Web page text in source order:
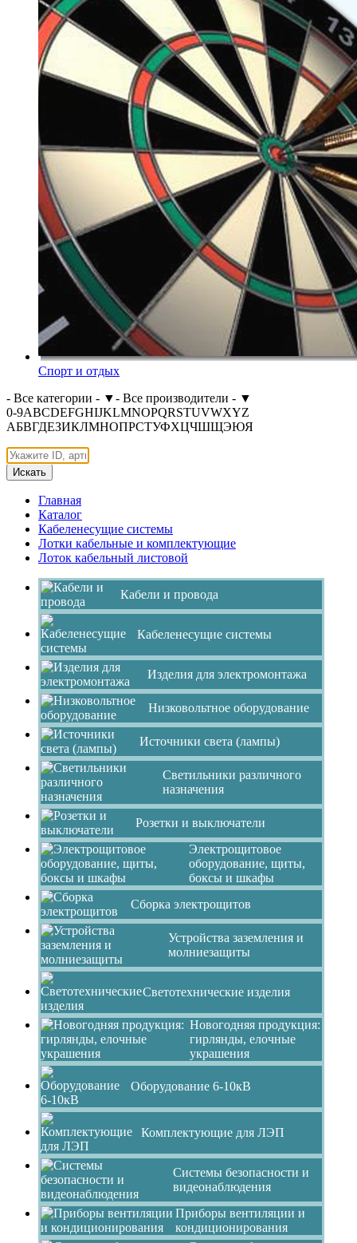
Спорт и отдых
- Все категории - ▼- Все производители - ▼
0-9ABCDEFGHIJKLMNOPQRSTUVWXYZ
АБВГДЕЗИКЛМНОПРСТУФХЦЧШЩЭЮЯ
Искать
Главная
Каталог
Кабеленесущие системы
Лотки кабельные и комплектующие
Лоток кабельный листовой
Кабели и провода
Кабеленесущие системы
Изделия для электромонтажа
Низковольтное оборудование
Источники света (лампы)
Светильники различного
назначения
Розетки и выключатели
Электрощитовое
оборудование, щиты,
боксы и шкафы
Сборка электрощитов
Устройства заземления и
молниезащиты
Светотехнические изделия
Новогодняя продукция:
гирлянды, елочные
украшения
Оборудование 6-10кВ
Комплектующие для ЛЭП
Системы безопасности и
видеонаблюдения
Приборы вентиляции и
кондиционирования